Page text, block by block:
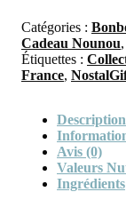
Catégories :
Cadeau Nounou,
Étiquettes :
France,
Description
Avis (0)
Valeurs
Ingrédients